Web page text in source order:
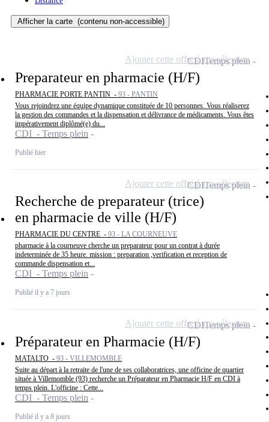
Afficher la carte (contenu non-accessible)
Preparateur en pharmacie (H/F)
PHARMACIE PORTE PANTIN - 93 - PANTIN
Vous rejoindrez une équipe dynamique constituée de 10 personnes. Vous réaliserez
la gestion des commandes et la dispensation et délivrance de médicaments. Vous êtes
impérativement diplômé(e) du...
CDI - Temps plein
Publié hier
CDITemps plein
Ajouter cette offre à ma sélection
Recherche de preparateur (trice)
en pharmacie de ville (H/F)
PHARMACIE DU CENTRE - 93 - LA COURNEUVE
pharmacie à la courneuve cherche un preparateur pour un contrat à durée
indeterminée de 35 heure. mission : preparation ,verification et reception de
commande dispensation et...
CDI - Temps plein
Publié il y a 7 jours
CDITemps plein
Ajouter cette offre à ma sélection
Préparateur en Pharmacie (H/F)
MATALTO - 93 - VILLEMOMBLE
Suite au départ à la retraite de l'une de ses collaboratrices, une officine de quartier
située à Villemomble (93) recherche un Préparateur en Pharmacie H/F en CDI à
temps plein. L'officine : Cette...
CDI - Temps plein
Publié il y a 8 jours
CDITemps plein
Ajouter cette offre à ma sélection